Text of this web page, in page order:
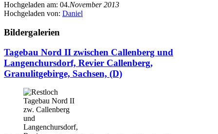
Hochgeladen am: 04.November 2013
Hochgeladen von: Daniel
Bildergalerien
Tagebau Nord II zwischen Callenberg und
Langenchursdorf, Revier Callenberg,
Granulitgebirge, Sachsen, (D)